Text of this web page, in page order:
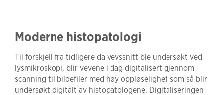
Moderne histopatologi
Til forskjell fra tidligere da vevssnitt ble undersøkt ved
lysmikroskopi, blir vevene i dag digitalisert gjennom
scanning til bildefiler med høy oppløselighet som så blir
undersøkt digitalt av histopatologene. Digitaliseringen